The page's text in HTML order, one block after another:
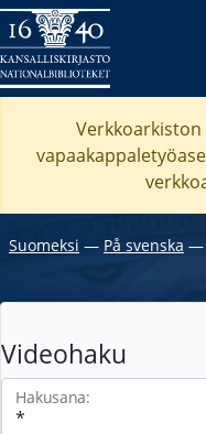
Suomeksi ― På svenska ―
Videohaku
Hakusana: